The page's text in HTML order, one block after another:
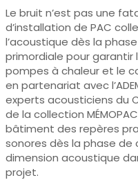
Le bruit n’est pas une
d’installation de PAC
l’acoustique dès la
primordiale pour
pompes à chaleur et le
en partenariat avec
experts acousticiens du
de la collection
bâtiment des repères
sonores dès la phase
dimension acoustique
projet.